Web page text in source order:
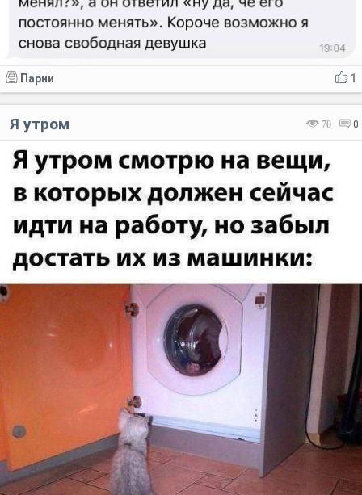
1
Парни
70 0
Я утром